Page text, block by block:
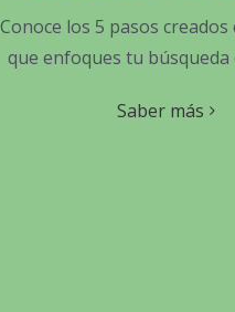
Conoce los 5 pasos creados
que enfoques tu búsqueda
Saber más